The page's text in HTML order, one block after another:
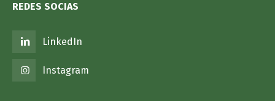
REDES SOCIAS
LinkedIn
Instagram